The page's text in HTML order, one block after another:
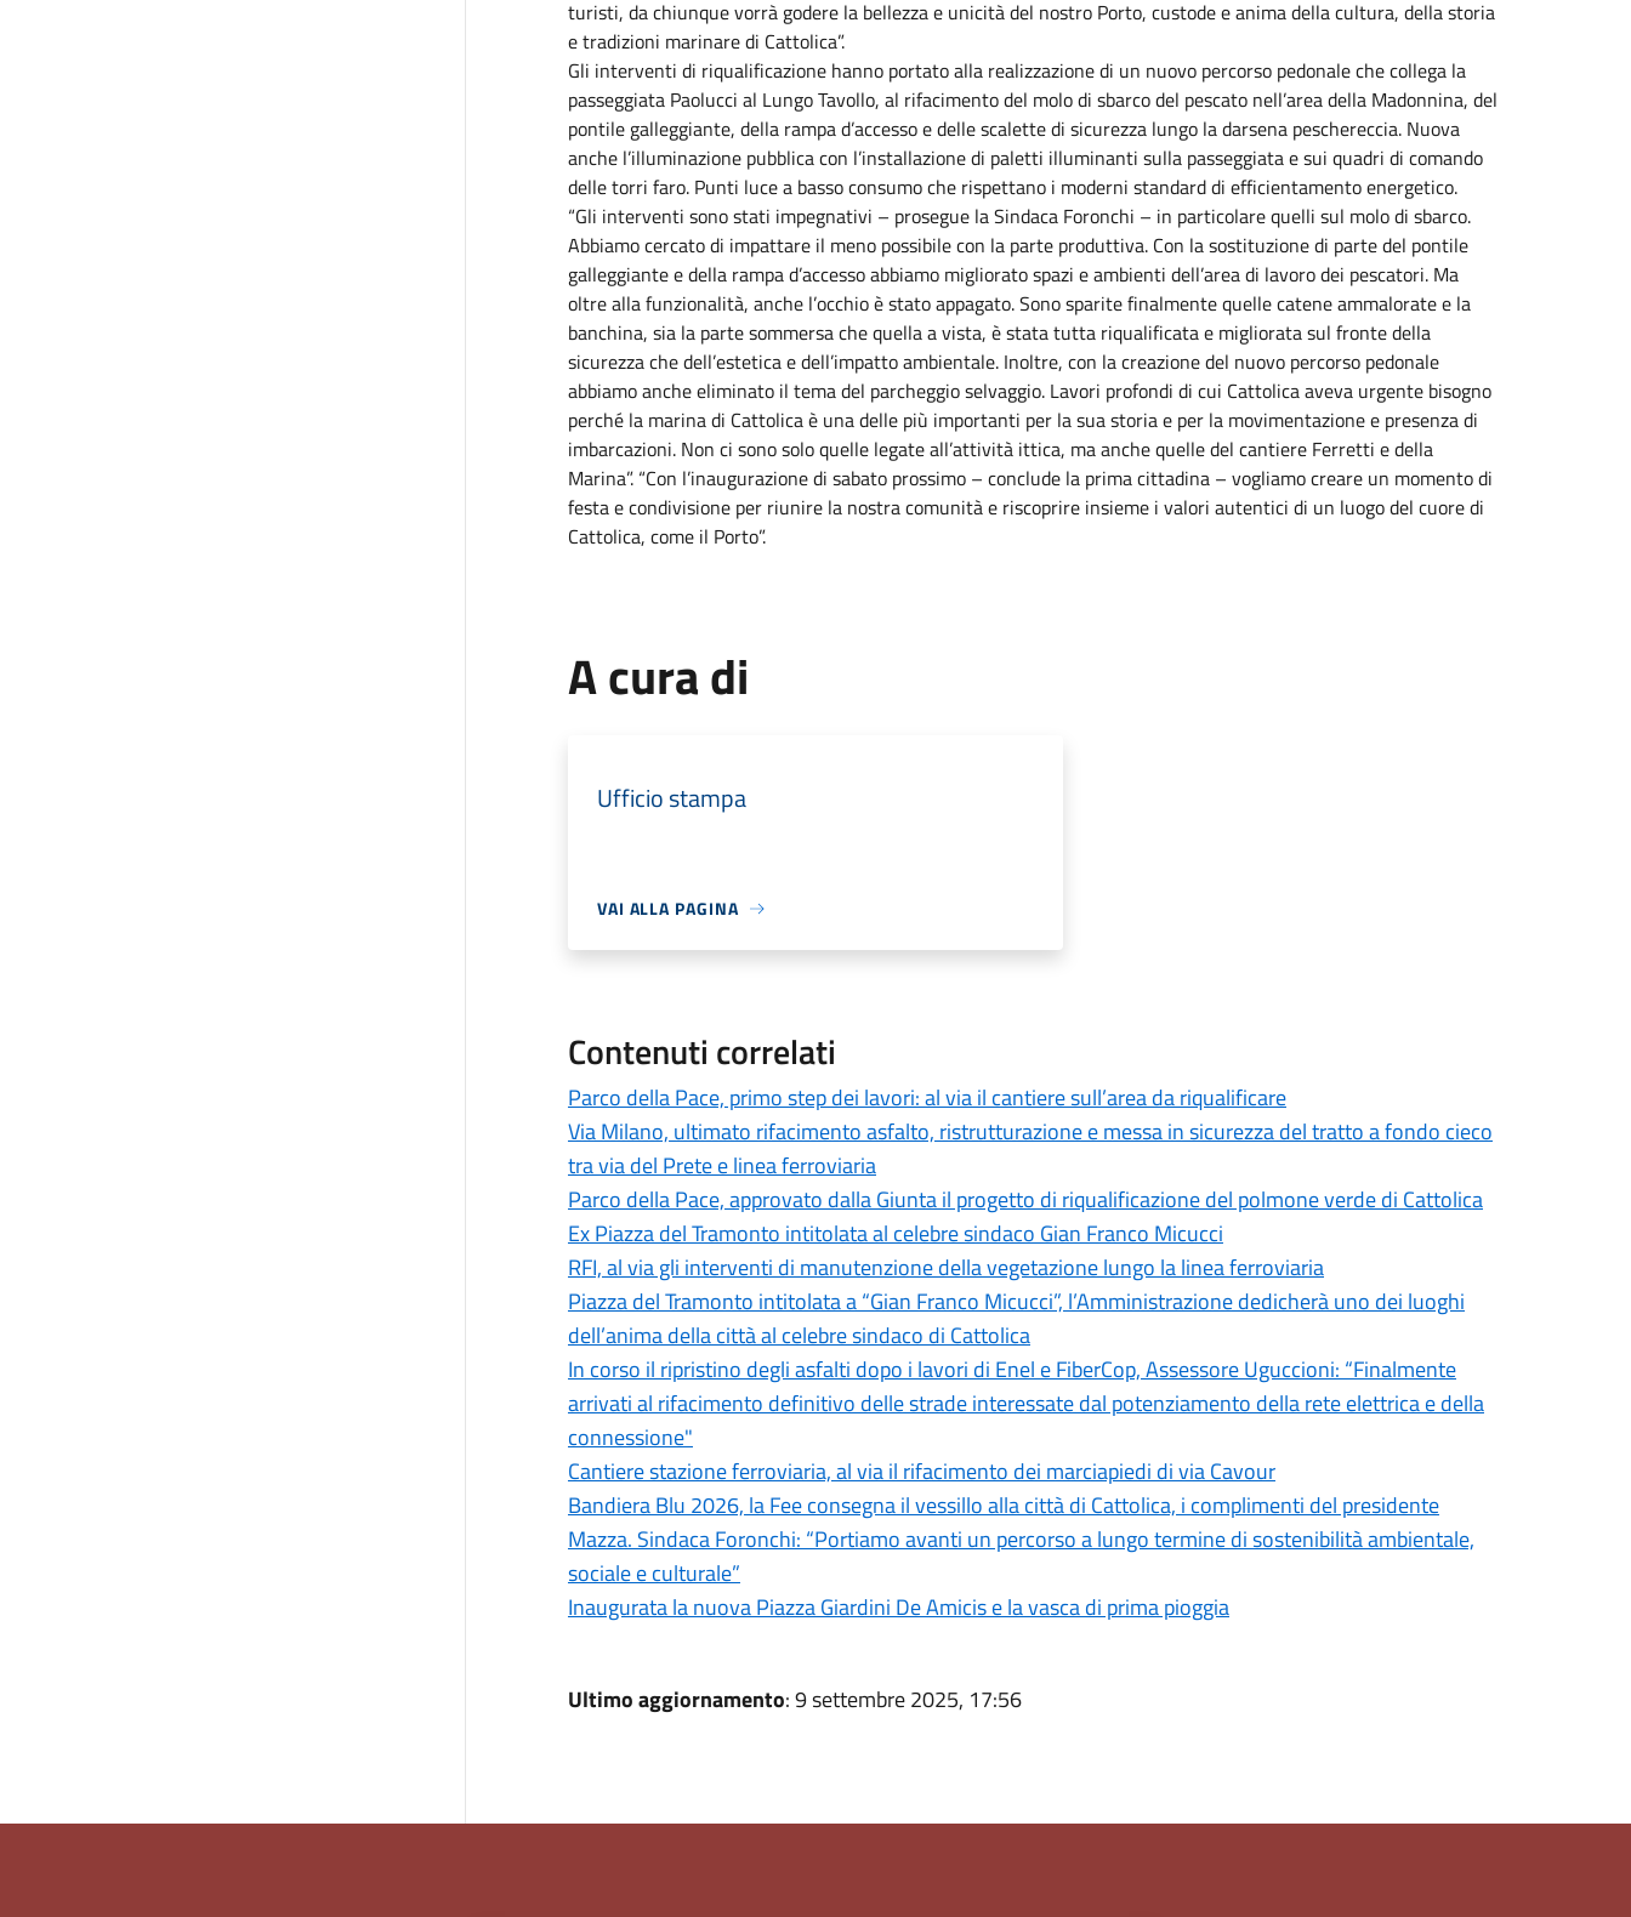
turisti, da chiunque vorrà godere la bellezza e unicità del nostro Porto, custode e anima della cultura, della storia
e tradizioni marinare di Cattolica”.
Gli interventi di riqualificazione hanno portato alla realizzazione di un nuovo percorso pedonale che collega la
passeggiata Paolucci al Lungo Tavollo, al rifacimento del molo di sbarco del pescato nell’area della Madonnina, del
pontile galleggiante, della rampa d’accesso e delle scalette di sicurezza lungo la darsena peschereccia. Nuova
anche l’illuminazione pubblica con l’installazione di paletti illuminanti sulla passeggiata e sui quadri di comando
delle torri faro. Punti luce a basso consumo che rispettano i moderni standard di efficientamento energetico.
“Gli interventi sono stati impegnativi – prosegue la Sindaca Foronchi – in particolare quelli sul molo di sbarco.
Abbiamo cercato di impattare il meno possibile con la parte produttiva. Con la sostituzione di parte del pontile
galleggiante e della rampa d’accesso abbiamo migliorato spazi e ambienti dell’area di lavoro dei pescatori. Ma
oltre alla funzionalità, anche l’occhio è stato appagato. Sono sparite finalmente quelle catene ammalorate e la
banchina, sia la parte sommersa che quella a vista, è stata tutta riqualificata e migliorata sul fronte della
sicurezza che dell’estetica e dell’impatto ambientale. Inoltre, con la creazione del nuovo percorso pedonale
abbiamo anche eliminato il tema del parcheggio selvaggio. Lavori profondi di cui Cattolica aveva urgente bisogno
perché la marina di Cattolica è una delle più importanti per la sua storia e per la movimentazione e presenza di
imbarcazioni. Non ci sono solo quelle legate all’attività ittica, ma anche quelle del cantiere Ferretti e della
Marina”. “Con l’inaugurazione di sabato prossimo – conclude la prima cittadina – vogliamo creare un momento di
festa e condivisione per riunire la nostra comunità e riscoprire insieme i valori autentici di un luogo del cuore di
Cattolica, come il Porto”.
A cura di
Ufficio stampa
VAI ALLA PAGINA
Contenuti correlati
Parco della Pace, primo step dei lavori: al via il cantiere sull’area da riqualificare
Via Milano, ultimato rifacimento asfalto, ristrutturazione e messa in sicurezza del tratto a fondo cieco
tra via del Prete e linea ferroviaria
Parco della Pace, approvato dalla Giunta il progetto di riqualificazione del polmone verde di Cattolica
Ex Piazza del Tramonto intitolata al celebre sindaco Gian Franco Micucci
RFI, al via gli interventi di manutenzione della vegetazione lungo la linea ferroviaria
Piazza del Tramonto intitolata a “Gian Franco Micucci”, l’Amministrazione dedicherà uno dei luoghi
dell’anima della città al celebre sindaco di Cattolica
In corso il ripristino degli asfalti dopo i lavori di Enel e FiberCop, Assessore Uguccioni: “Finalmente
arrivati al rifacimento definitivo delle strade interessate dal potenziamento della rete elettrica e della
connessione"
Cantiere stazione ferroviaria, al via il rifacimento dei marciapiedi di via Cavour
Bandiera Blu 2026, la Fee consegna il vessillo alla città di Cattolica, i complimenti del presidente
Mazza. Sindaca Foronchi: “Portiamo avanti un percorso a lungo termine di sostenibilità ambientale,
sociale e culturale”
Inaugurata la nuova Piazza Giardini De Amicis e la vasca di prima pioggia
Ultimo aggiornamento: 9 settembre 2025, 17:56